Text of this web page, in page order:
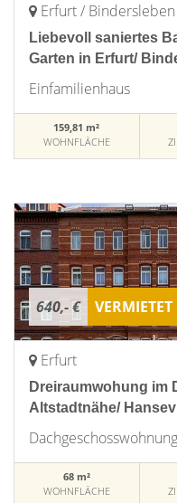
Erfurt / Bindersleben
Liebevoll saniertes
Garten in Erfurt/
Einfamilienhaus
159,81 m²
WOHNFLÄCHE
640,- € VERMIETET
Erfurt
Dreiraumwohung im
Altstadtnähe/
Dachgeschosswohnung
68 m²
WOHNFLÄCHE